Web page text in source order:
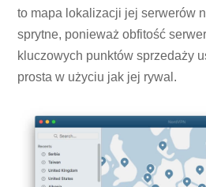
to mapa lokalizacji jej serwerów
sprytne, ponieważ obfitość
kluczowych punktów sprzedaży
prosta w użyciu jak jej rywal.